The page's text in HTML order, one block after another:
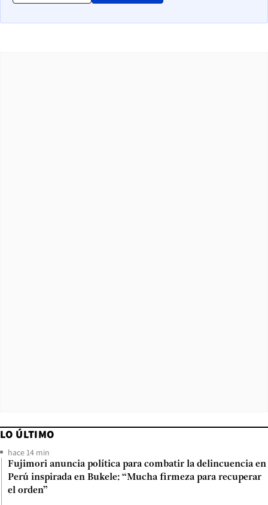
LO ÚLTIMO
hace 14 min
Fujimori anuncia política para combatir la delincuencia en
Perú inspirada en Bukele: “Mucha firmeza para recuperar
el orden”